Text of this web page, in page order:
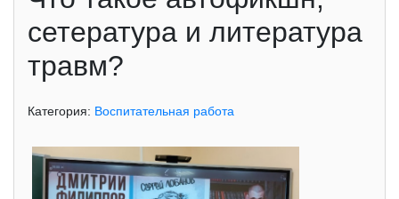
сетература и литература
травм?
Категория: Воспитательная работа